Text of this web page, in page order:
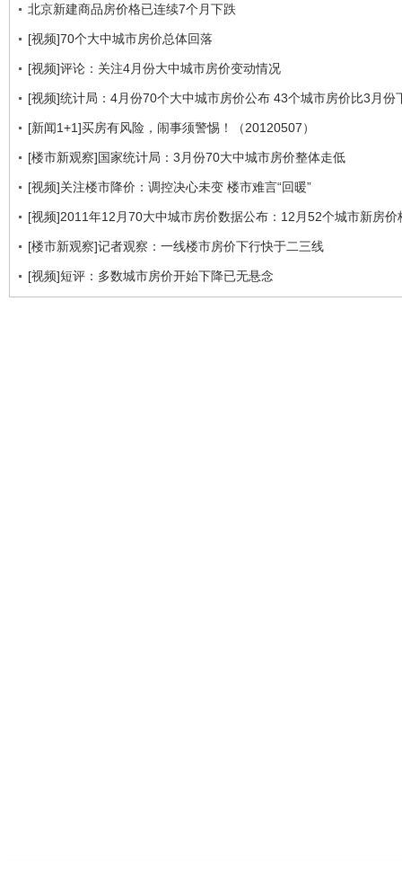
北京新建商品房价格已连续7个月下跌
[视频]70个大中城市房价总体回落
[视频]评论：关注4月份大中城市房价变动情况
[视频]统计局：4月份70个大中城市房价公布 43个城市房价比3月份
[新闻1+1]买房有风险，闹事须警惕！（20120507）
[楼市新观察]国家统计局：3月份70大中城市房价整体走低
[视频]关注楼市降价：调控决心未变 楼市难言“回暖”
[视频]2011年12月70大中城市房价数据公布：12月52个城市新房价
[楼市新观察]记者观察：一线楼市房价下行快于二三线
[视频]短评：多数城市房价开始下降已无悬念